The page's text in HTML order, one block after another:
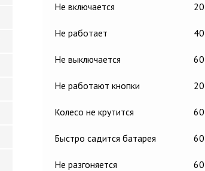
Не включается
Не работает
Не выключается
Не работают кнопки
Колесо не крутится
Быстро садится батарея
Не разгоняется